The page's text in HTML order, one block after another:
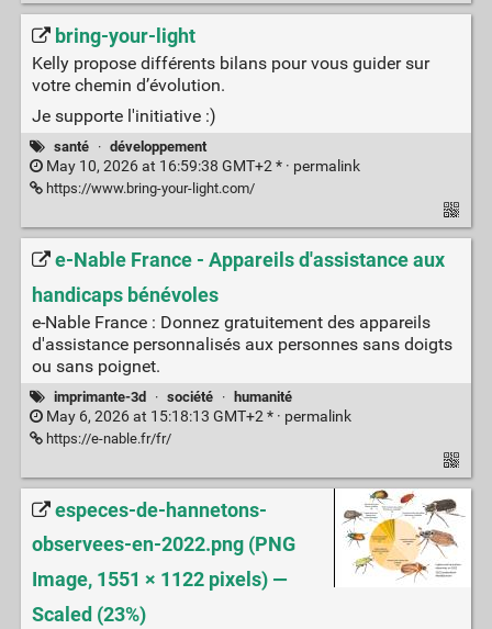
bring-your-light
Kelly propose différents bilans pour vous guider sur
votre chemin d’évolution.
Je supporte l'initiative :)
santé · développement
May 10, 2026 at 16:59:38 GMT+2 * · permalink
https://www.bring-your-light.com/
e-Nable France - Appareils d'assistance aux
handicaps bénévoles
e-Nable France : Donnez gratuitement des appareils
d'assistance personnalisés aux personnes sans doigts
ou sans poignet.
imprimante-3d · société · humanité
May 6, 2026 at 15:18:13 GMT+2 * · permalink
https://e-nable.fr/fr/
especes-de-hannetons-
observees-en-2022.png (PNG
Image, 1551 × 1122 pixels) —
Scaled (23%)